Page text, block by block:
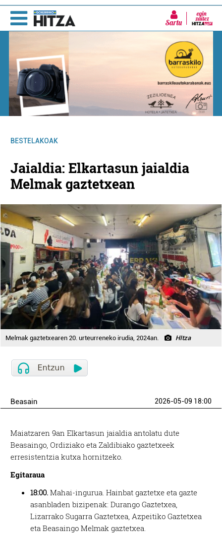
Sartu
BESTELAKOAK
Jaialdia: Elkartasun jaialdia
Melmak gaztetxean
Melmak gaztetxearen 20. urteurreneko irudia, 2024an. HItza
Beasain 2026-05-09 18:00
Maiatzaren 9an Elkartasun jaialdia antolatu dute
Beasaingo, Ordiziako eta Zaldibiako gaztetxeek
erresistentzia kutxa hornitzeko.
Egitaraua
18:00. Mahai-ingurua. Hainbat gaztetxe eta gazte
asanbladen bizipenak: Durango Gaztetxea,
Lizarrako Sugarra Gaztetxea, Azpeitiko Gaztetxea
eta Beasaingo Melmak gaztetxea.